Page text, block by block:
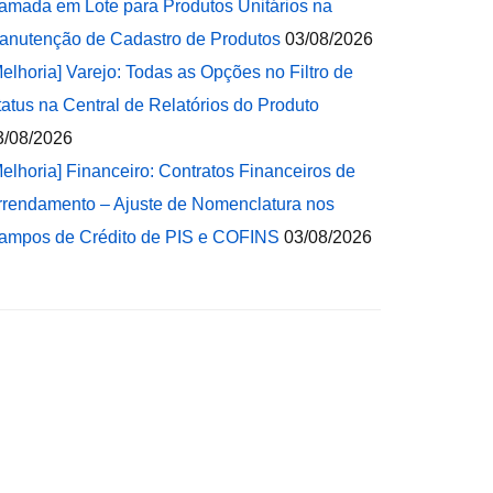
em Lote para Produtos Unitários na
de Cadastro de Produtos 03/08/2026
Varejo: Todas as Opções no Filtro de
na Central de Relatórios do Produto
08/2026
Financeiro: Contratos Financeiros de
– Ajuste de Nomenclatura nos
de Crédito de PIS e COFINS 03/08/2026